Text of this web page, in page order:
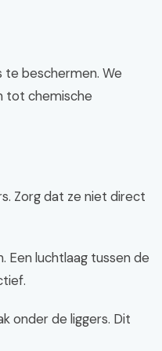
te beschermen. We
tot chemische
Zorg dat ze niet direct
Een luchtlaag tussen de
onder de liggers. Dit